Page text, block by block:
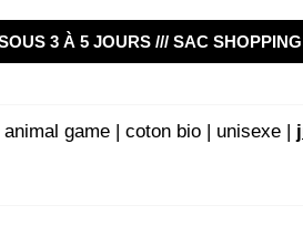
3 À 5 JOURS /// SAC
game | coton bio | unisexe |